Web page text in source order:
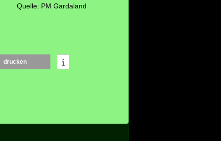
Quelle: PM Gardaland
drucken